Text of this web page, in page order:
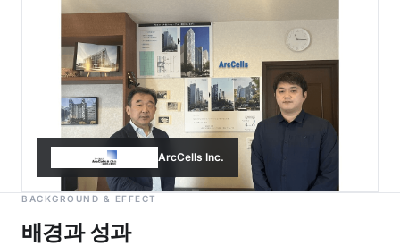
ArcCells Inc.
BACKGROUND & EFFECT
배경과 성과